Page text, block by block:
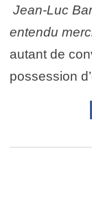
Jean-Luc
entendu
autant de
possession